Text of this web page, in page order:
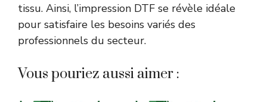
tissu. Ainsi, l’impression DTF se révèle idéale
pour satisfaire les besoins variés des
professionnels du secteur.
Vous pouriez aussi aimer :